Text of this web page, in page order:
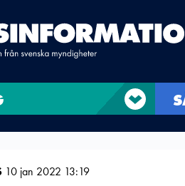
10 jan 2022 13:19